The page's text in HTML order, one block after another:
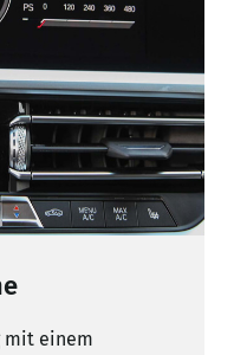
mit einem